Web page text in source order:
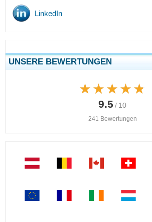
LinkedIn
UNSERE BEWERTUNGEN
★★★★★
★★★★★
9.5 / 10
241 Bewertungen